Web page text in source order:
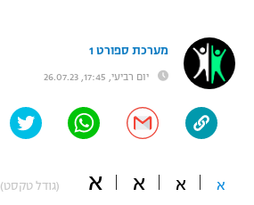
"מעל הליגה" – פודקאסט
"מחצית בשכונה" – פודקאסט
משתתפים וזוכים בפרסים
בני יהודה
ליגות נוספות
UFC
היאבקות WWE
ספורט מוטורי
מערכת ספורט 1
יום רביעי, 17:45, 26.07.23
א א א א (גודל טקסט)